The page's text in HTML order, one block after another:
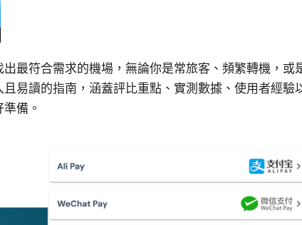
最符合需求的機場，無論你是常旅客、頻繁轉機，或
易讀的指南，涵蓋評比重點、實測數據、使用者經驗
備。